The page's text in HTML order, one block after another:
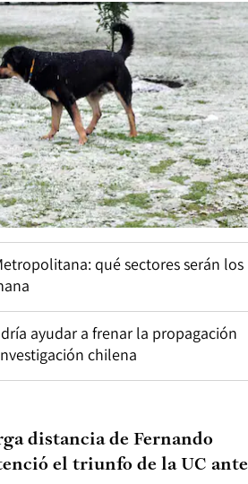
qué sectores serán los
ayudar a frenar la propagación
chilena
distancia de Fernando
el triunfo de la UC ante